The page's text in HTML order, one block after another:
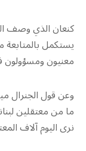
كنعان الذي وصف
يستكمل
معنيون ومسؤولون
وعن قول الجنرال
ما من معتقلين
نرى اليوم آلاف